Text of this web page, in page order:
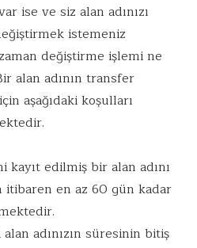
ise ve siz alan adınızı
istemeniz
değiştirme işlemi ne
alan adının transfer
aşağıdaki koşulları
edilmiş bir alan adını
itibaren en az 60 gün kadar
adınızın süresinin bitiş